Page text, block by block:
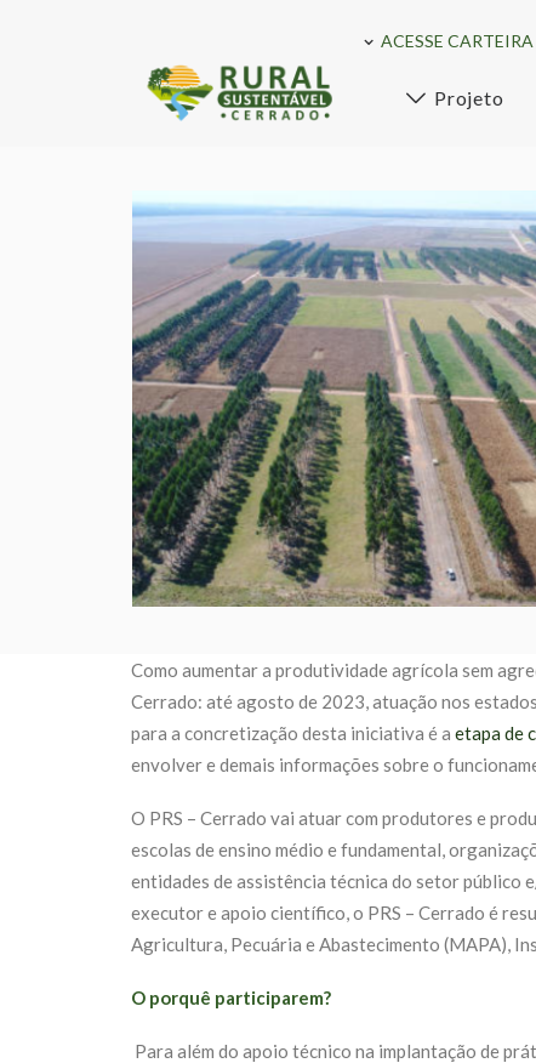
ACESSE
Projeto
Como aumentar a produtividade agrícola sem
Cerrado: até agosto de 2023, atuação nos
para a concretização desta iniciativa é a etapa de
envolver e demais informações sobre o
O PRS – Cerrado vai atuar com produtores e
escolas de ensino médio e fundamental,
entidades de assistência técnica do setor público
executor e apoio científico, o PRS – Cerrado é
Agricultura, Pecuária e Abastecimento (MAPA),
O porquê participarem?
Para além do apoio técnico na implantação de